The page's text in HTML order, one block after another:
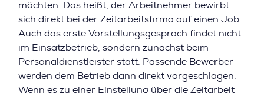
möchten. Das heißt, der Arbeitnehmer bewirbt
sich direkt bei der Zeitarbeitsfirma auf einen Job.
Auch das erste Vorstellungsgespräch findet nicht
im Einsatzbetrieb, sondern zunächst beim
Personaldienstleister statt. Passende Bewerber
werden dem Betrieb dann direkt vorgeschlagen.
Wenn es zu einer Einstellung über die Zeitarbeit